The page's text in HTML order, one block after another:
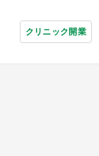
クリニック開業